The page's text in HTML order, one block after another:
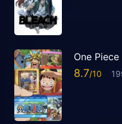
One Piece
8.7